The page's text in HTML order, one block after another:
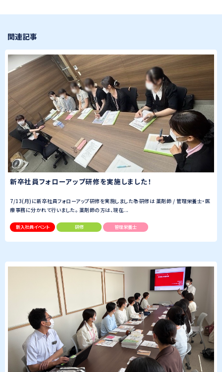
関連記事
新卒社員フォローアップ研修を実施しました！
7/13(月)に新卒社員フォローアップ研修を実施しました📚研修は 薬剤師 / 管理栄養士・医
療事務に分かれて行いました。 薬剤師の方は、現在...
新入社員イベント 研修 管理栄養士